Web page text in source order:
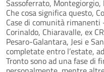
Sassoferrato, Montegiorgio,
Che cosa significa questo,
Case di comunità rimanenti
Corinaldo, Chiaravalle, ex
Pesaro-Galantara, Jesi e
completate entro l’estate,
Tronto sono ad una fase di